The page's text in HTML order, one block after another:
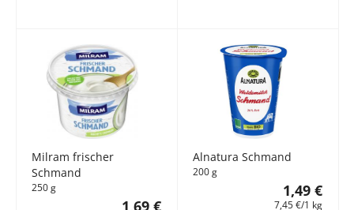
Milram frischer
Schmand
250 g
1,69 €
Alnatura Schmand
200 g
1,49 €
7,45 €/1 kg